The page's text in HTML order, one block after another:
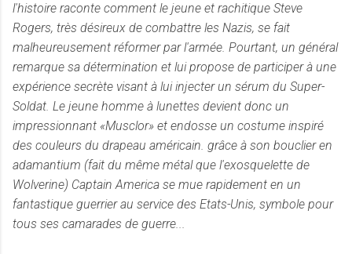
l'histoire raconte comment le jeune et rachitique Steve
Rogers, très désireux de combattre les Nazis, se fait
malheureusement réformer par l'armée. Pourtant, un général
remarque sa détermination et lui propose de participer à une
expérience secrète visant à lui injecter un sérum du Super-
Soldat. Le jeune homme à lunettes devient donc un
impressionnant «Musclor» et endosse un costume inspiré
des couleurs du drapeau américain. grâce à son bouclier en
adamantium (fait du même métal que l'exosquelette de
Wolverine) Captain America se mue rapidement en un
fantastique guerrier au service des Etats-Unis, symbole pour
tous ses camarades de guerre...